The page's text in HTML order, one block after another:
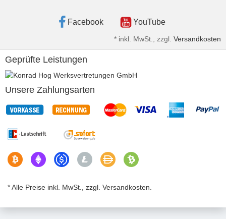
Facebook YouTube
* inkl. MwSt., zzgl. Versandkosten
Geprüfte Leistungen
Unsere Zahlungsarten
* Alle Preise inkl. MwSt., zzgl. Versandkosten.